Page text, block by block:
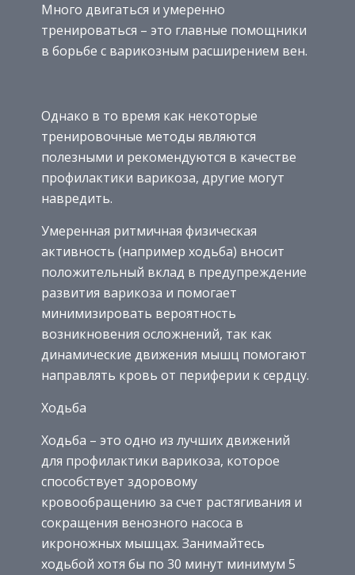
Много двигаться и умеренно
тренироваться – это главные помощники
в борьбе с варикозным расширением вен.
Однако в то время как некоторые
тренировочные методы являются
полезными и рекомендуются в качестве
профилактики варикоза, другие могут
навредить.
Умеренная ритмичная физическая
активность (например ходьба) вносит
положительный вклад в предупреждение
развития варикоза и помогает
минимизировать вероятность
возникновения осложнений, так как
динамические движения мышц помогают
направлять кровь от периферии к сердцу.
Ходьба
Ходьба – это одно из лучших движений
для профилактики варикоза, которое
способствует здоровому
кровообращению за счет растягивания и
сокращения венозного насоса в
икроножных мышцах. Занимайтесь
ходьбой хотя бы по 30 минут минимум 5